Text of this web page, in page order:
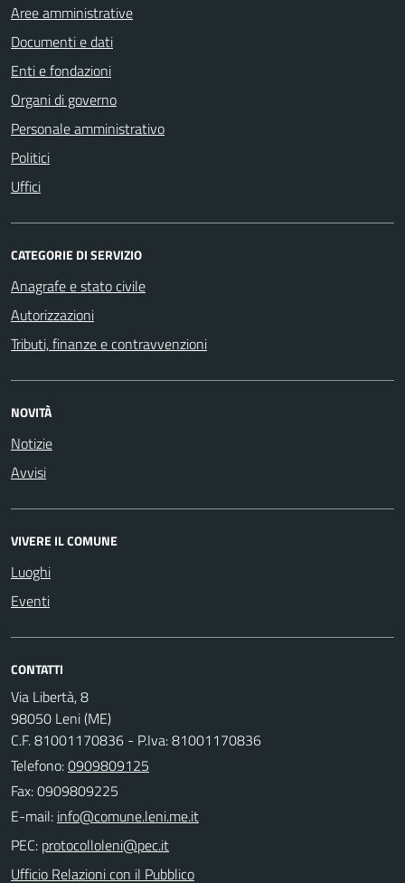
Aree amministrative
Documenti e dati
Enti e fondazioni
Organi di governo
Personale amministrativo
Politici
Uffici
CATEGORIE DI SERVIZIO
Anagrafe e stato civile
Autorizzazioni
Tributi, finanze e contravvenzioni
NOVITÀ
Notizie
Avvisi
VIVERE IL COMUNE
Luoghi
Eventi
CONTATTI
Via Libertà, 8
98050 Leni (ME)
C.F. 81001170836 - P.Iva: 81001170836
Telefono:0909809125
Fax: 0909809225
E-mail:
PEC:
Ufficio Relazioni con il Pubblico